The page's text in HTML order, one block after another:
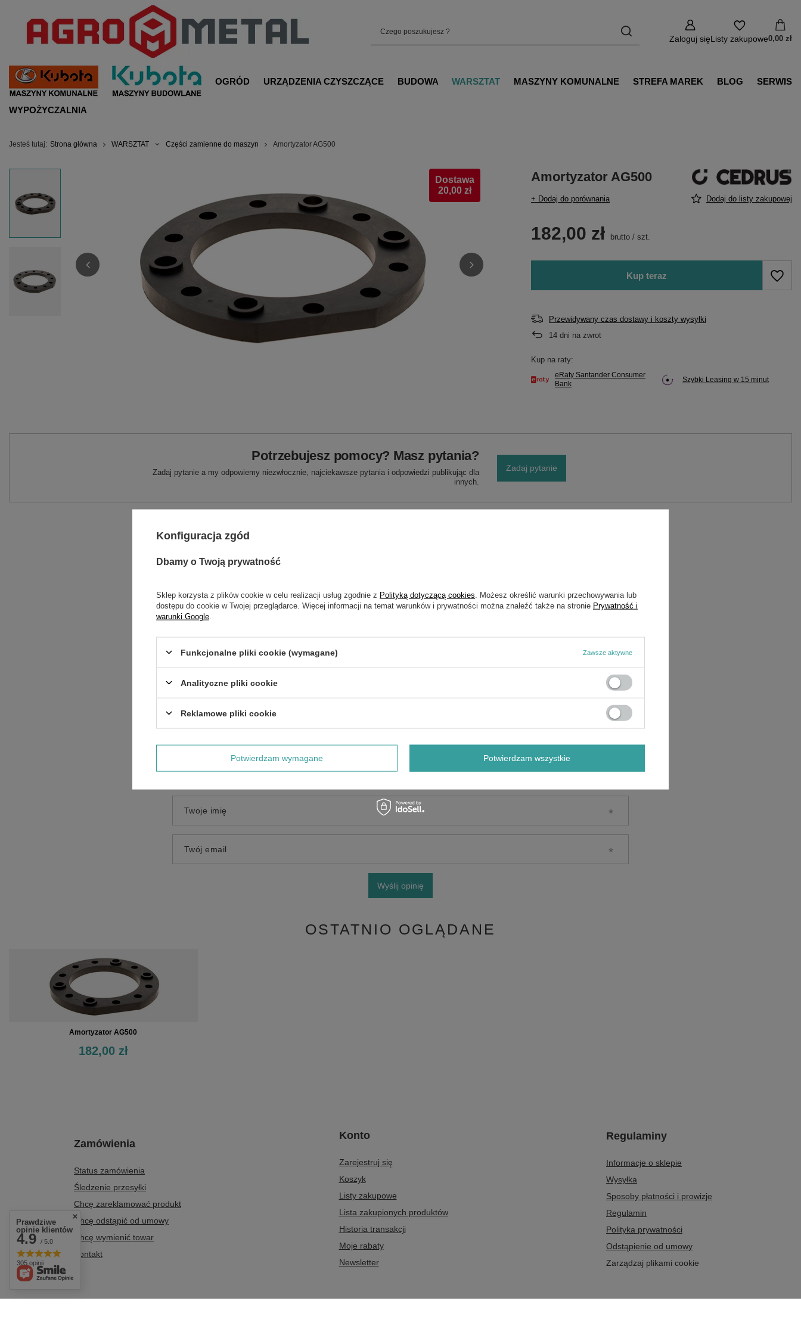
Zaloguj sięListy zakupowe0,00 zł
OGRÓD URZĄDZENIA CZYSZCZĄCE BUDOWA WARSZTAT MASZYNY KOMUNALNE STREFA MAREK BLOG SERWIS
WYPOŻYCZALNIA
Jesteś tutaj: Strona główna WARSZTAT Części zamienne do maszyn Amortyzator AG500
Dostawa
20,00 zł
Amortyzator AG500
+ Dodaj do porównania Dodaj do listy zakupowej
182,00 zł brutto /szt.
Kup teraz
Przewidywany czas dostawy i koszty wysyłki
14 dni na zwrot
Kup na raty:
eRaty Santander Consumer
Bank
Szybki Leasing w 15 minut
Potrzebujesz pomocy? Masz pytania?
Zadaj pytanie a my odpowiemy niezwłocznie, najciekawsze pytania i odpowiedzi publikując dla
innych.
Zadaj pytanie
NAPISZ SWOJĄ OPINIĘ
Treść twojej opinii
Twoje imię
Twój email
Wyślij opinię
OSTATNIO OGLĄDANE
Amortyzator AG500
182,00 zł
Zamówienia
Status zamówienia
Śledzenie przesyłki
Chcę zareklamować produkt
Chcę odstąpić od umowy
Chcę wymienić towar
Kontakt
Konto
Zarejestruj się
Koszyk
Listy zakupowe
Lista zakupionych produktów
Historia transakcji
Moje rabaty
Newsletter
Regulaminy
Informacje o sklepie
Wysyłka
Sposoby płatności i prowizje
Regulamin
Polityka prywatności
Odstąpienie od umowy
Zarządzaj plikami cookie
Prawdziwe
opinie klientów
4.9 / 5.0
305 opinii
Konfiguracja zgód
Dbamy o Twoją prywatność
Sklep korzysta z plików cookie w celu realizacji usług zgodnie z Polityką dotyczącą cookies . Możesz określić warunki przechowywania lub
dostępu do cookie w Twojej przeglądarce. Więcej informacji na temat warunków i prywatności można znaleźć także na stronie Prywatność i
warunki Google
Funkcjonalne pliki cookie (wymagane) Zawsze aktywne
Analityczne pliki cookie
Reklamowe pliki cookie
Potwierdzam wymagane Potwierdzam wszystkie